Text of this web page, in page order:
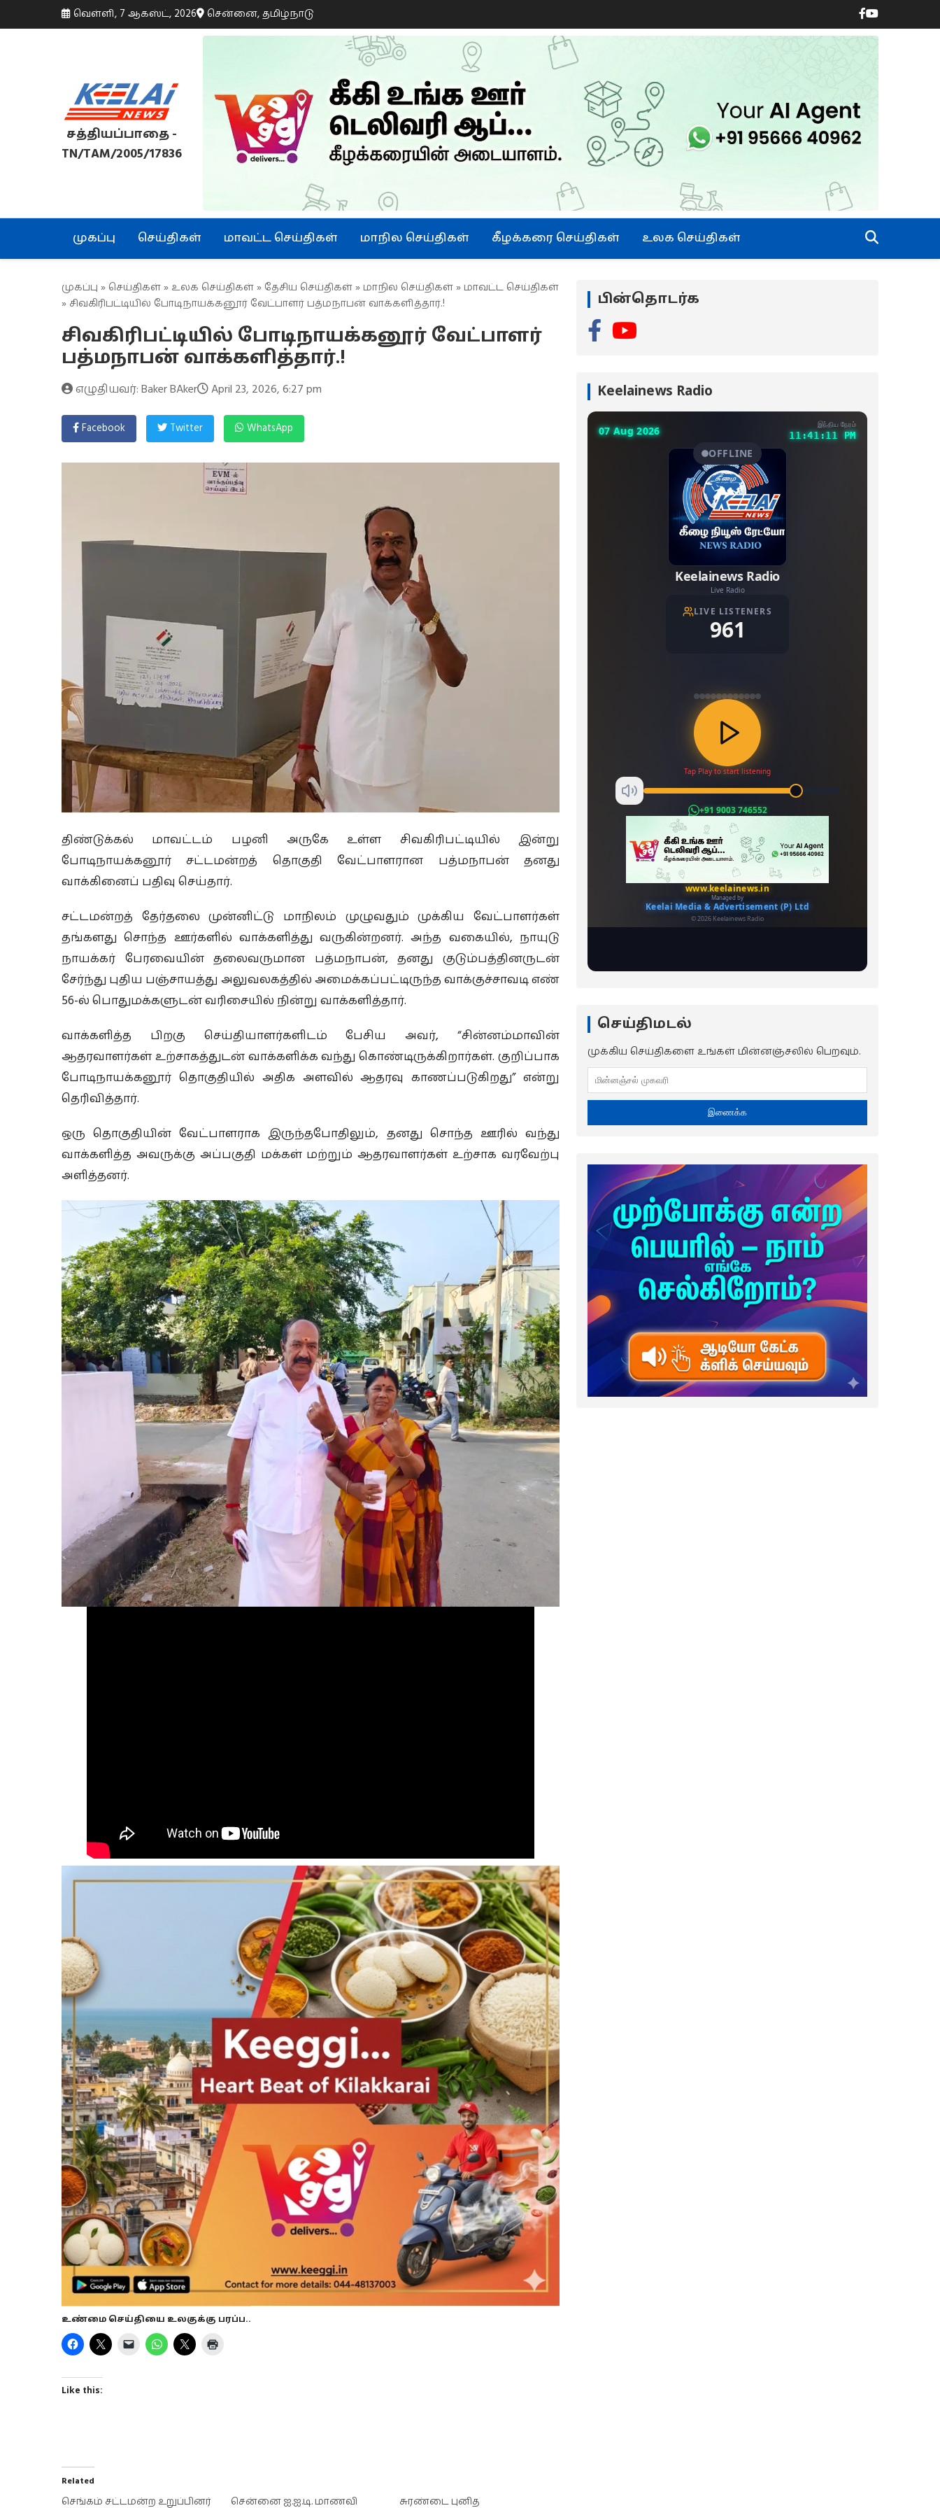
வெள்ளி, 7 ஆகஸ்ட், 2026 சென்னை, தமிழ்நாடு
சத்தியப்பாதை -
TN/TAM/2005/17836
முகப்பு செய்திகள் மாவட்ட செய்திகள் மாநில செய்திகள் கீழக்கரை செய்திகள் உலக செய்திகள்
முகப்பு » செய்திகள் » உலக செய்திகள் » தேசிய செய்திகள் » மாநில செய்திகள் » மாவட்ட செய்திகள்
» சிவகிரிபட்டியில் போடிநாயக்கனூர் வேட்பாளர் பத்மநாபன் வாக்களித்தார்.!
சிவகிரிபட்டியில் போடிநாயக்கனூர் வேட்பாளர்
பத்மநாபன் வாக்களித்தார்.!
எழுதியவர்: Baker BAker April 23, 2026, 6:27 pm
Facebook Twitter WhatsApp
திண்டுக்கல் மாவட்டம் பழனி அருகே உள்ள சிவகிரிபட்டியில் இன்று
போடிநாயக்கனூர் சட்டமன்றத் தொகுதி வேட்பாளரான பத்மநாபன் தனது
வாக்கினைப் பதிவு செய்தார்.
சட்டமன்றத் தேர்தலை முன்னிட்டு மாநிலம் முழுவதும் முக்கிய வேட்பாளர்கள்
தங்களது சொந்த ஊர்களில் வாக்களித்து வருகின்றனர். அந்த வகையில், நாயுடு
நாயக்கர் பேரவையின் தலைவருமான பத்மநாபன், தனது குடும்பத்தினருடன்
சேர்ந்து புதிய பஞ்சாயத்து அலுவலகத்தில் அமைக்கப்பட்டிருந்த வாக்குச்சாவடி எண்
56-ல் பொதுமக்களுடன் வரிசையில் நின்று வாக்களித்தார்.
வாக்களித்த பிறகு செய்தியாளர்களிடம் பேசிய அவர், “சின்னம்மாவின்
ஆதரவாளர்கள் உற்சாகத்துடன் வாக்களிக்க வந்து கொண்டிருக்கிறார்கள். குறிப்பாக
போடிநாயக்கனூர் தொகுதியில் அதிக அளவில் ஆதரவு காணப்படுகிறது” என்று
தெரிவித்தார்.
ஒரு தொகுதியின் வேட்பாளராக இருந்தபோதிலும், தனது சொந்த ஊரில் வந்து
வாக்களித்த அவருக்கு அப்பகுதி மக்கள் மற்றும் ஆதரவாளர்கள் உற்சாக வரவேற்பு
அளித்தனர்.
உண்மை செய்தியை உலகுக்கு பரப்ப..
Like this:
Related
செங்கம் சட்டமன்ற உறுப்பினர் சென்னை ஐ.ஐ.டி. மாணவி சுரண்டை புனித
பின்தொடர்க
Keelainews Radio
செய்திமடல்
முக்கிய செய்திகளை உங்கள் மின்னஞ்சலில் பெறவும்.
இணைக்க